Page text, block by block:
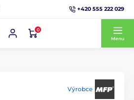
+420 555 222 029
0
Menu
Výrobce